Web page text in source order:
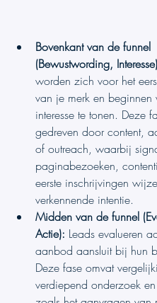
Bovenkant van de funnel
(Bewustwording,
worden zich voor het
van je merk en beginnen
interesse te tonen. Deze
gedreven door content,
of outreach, waarbij
paginabezoeken,
eerste inschrijvingen
verkennende intentie.
Midden van de funnel
Actie): Leads evalueren
aanbod aansluit bij hun
Deze fase omvat
verdiepend onderzoek